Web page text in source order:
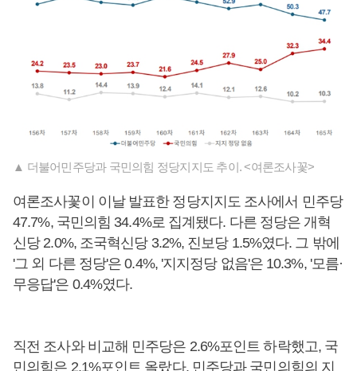
▲ 더불어민주당과 국민의힘 정당지지도 추이. <여론조사꽃>
여론조사꽃이 이날 발표한 정당지지도 조사에서 민주당
47.7%, 국민의힘 34.4%로 집계됐다. 다른 정당은 개혁
신당 2.0%, 조국혁신당 3.2%, 진보당 1.5%였다. 그 밖에
'그 외 다른 정당'은 0.4%, '지지정당 없음'은 10.3%, '모름·
무응답'은 0.4%였다.
직전 조사와 비교해 민주당은 2.6%포인트 하락했고, 국
민의힘은 2.1%포인트 올랐다. 민주당과 국민의힘의 지